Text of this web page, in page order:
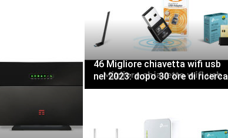
46 Migliore chiavetta wifi usb
nel 2023: dopo 30 ore di ricerca